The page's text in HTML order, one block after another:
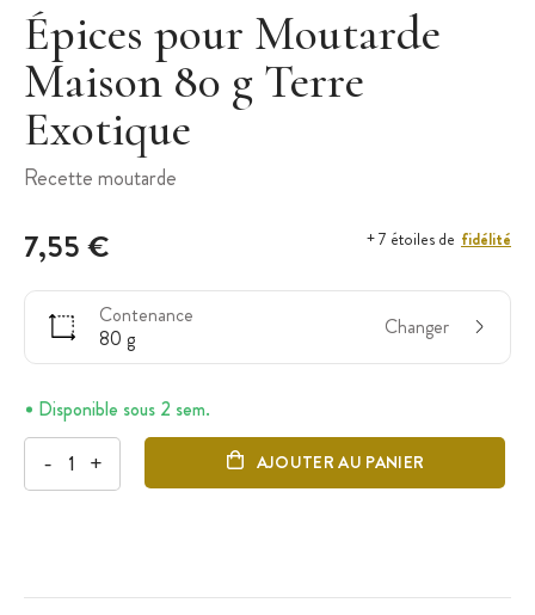
Épices pour Moutarde
Maison 80 g Terre
Exotique
Recette moutarde
7,55 € + 7 étoiles de fidélité
Contenance
80 g
Changer
Disponible sous 2 sem.
- + AJOUTER AU PANIER